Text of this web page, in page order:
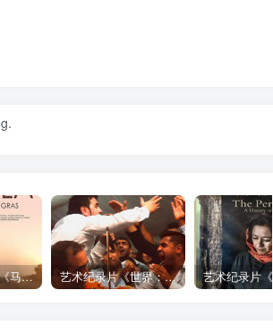
社会生活纪录片《马加拉 Makala》下载 艺术纪录片《世界：新吉普赛之王 This World: The New Gypsy Kings》下载